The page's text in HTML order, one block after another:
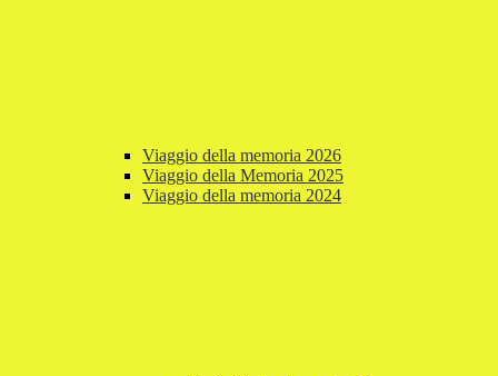
Viaggio della memoria 2026
Viaggio della Memoria 2025
Viaggio della memoria 2024